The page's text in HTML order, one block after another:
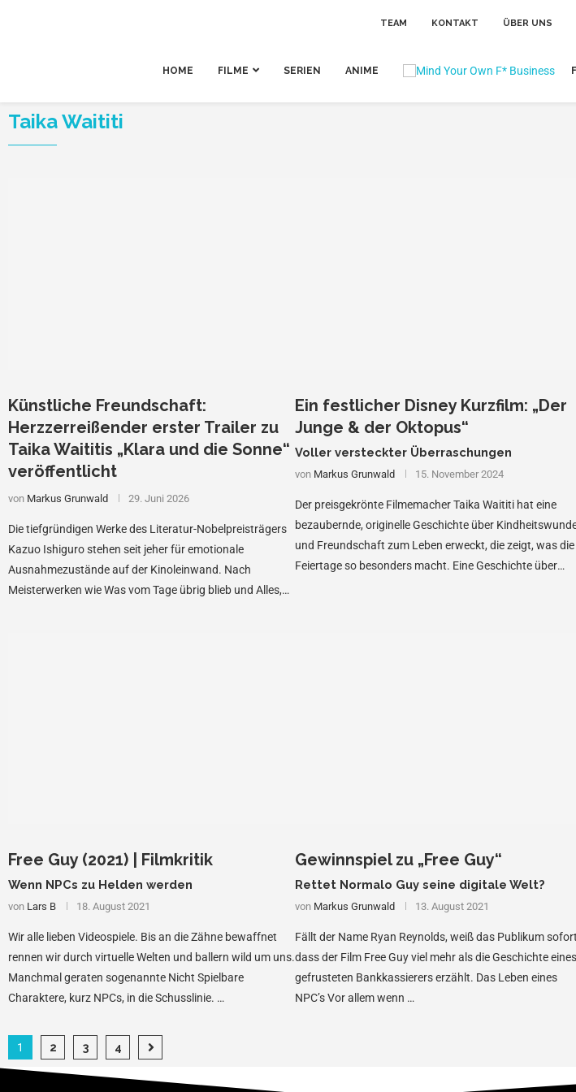
TEAM KONTAKT ÜBER UNS
HOME FILME SERIEN ANIME
Taika Waititi
Künstliche Freundschaft:
Herzzerreißender erster Trailer zu
Taika Waititis „Klara und die Sonne“
veröffentlicht
von Markus Grunwald 29. Juni 2026
Die tiefgründigen Werke des Literatur-Nobelpreisträgers
Kazuo Ishiguro stehen seit jeher für emotionale
Ausnahmezustände auf der Kinoleinwand. Nach
Meisterwerken wie Was vom Tage übrig blieb und Alles,
Ein festlicher Disney Kurzfilm: „Der
Junge & der Oktopus“
Voller versteckter Überraschungen
von Markus Grunwald 15. November 2024
Der preisgekrönte Filmemacher Taika Waititi hat eine
bezaubernde, originelle Geschichte über
und Freundschaft zum Leben erweckt, die zeigt, was die
Feiertage so besonders macht. Eine Geschichte über
Free Guy (2021) | Filmkritik
Wenn NPCs zu Helden werden
von Lars B 18. August 2021
Wir alle lieben Videospiele. Bis an die Zähne bewaffnet
rennen wir durch virtuelle Welten und ballern wild um uns.
Manchmal geraten sogenannte Nicht Spielbare
Charaktere, kurz NPCs, in die Schusslinie. …
Gewinnspiel zu „Free Guy“
Rettet Normalo Guy seine digitale Welt?
von Markus Grunwald 13. August 2021
Fällt der Name Ryan Reynolds, weiß das Publikum
dass der Film Free Guy viel mehr als die Geschichte eines
gefrusteten Bankkassierers erzählt. Das Leben eines
NPC’s Vor allem wenn …
1 2 3 4